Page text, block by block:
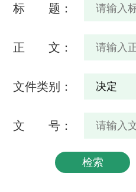
标 题：
正 文：
文件类别：
文 号：